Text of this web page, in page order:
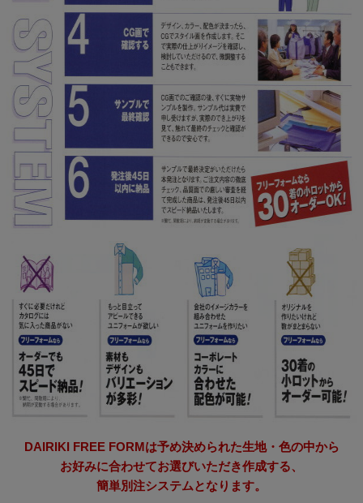
DAIRIKI FREE FORMは予め決められた生地・色の中から
お好みに合わせてお選びいただき作成する、
簡単別注システムとなります。